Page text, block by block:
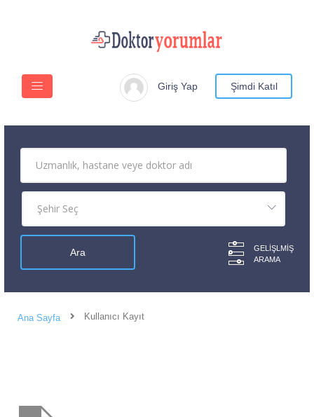
Giriş Yap Şimdi Katıl
GELIŞLMIŞ
ARAMA
Ana Sayfa Kullanıcı Kayıt